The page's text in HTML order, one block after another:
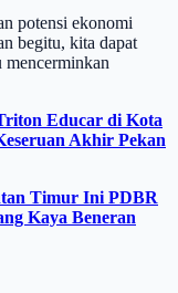
potensi ekonomi
begitu, kita dapat
mencerminkan
Educar di Kota
Akhir Pekan
Timur Ini PDBR
Kaya Beneran